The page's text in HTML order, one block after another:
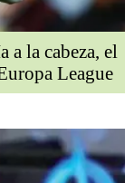
la cabeza, el
League